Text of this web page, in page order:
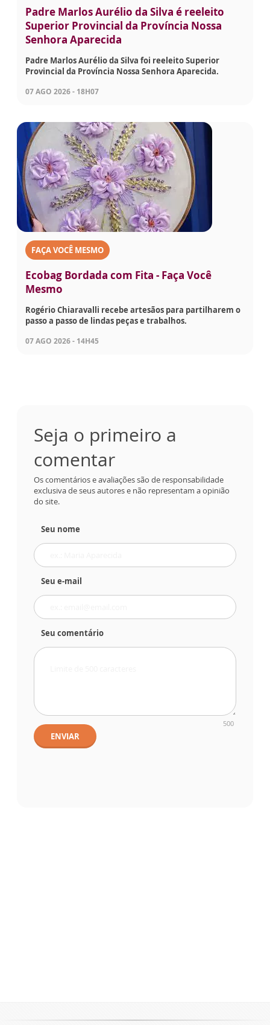
Padre Marlos Aurélio da Silva é reeleito
Superior Provincial da Província Nossa
Senhora Aparecida
Padre Marlos Aurélio da Silva foi reeleito Superior
Provincial da Província Nossa Senhora Aparecida.
07 AGO 2026 - 18H07
FAÇA VOCÊ MESMO
Ecobag Bordada com Fita - Faça Você
Mesmo
Rogério Chiaravalli recebe artesãos para partilharem o
passo a passo de lindas peças e trabalhos.
07 AGO 2026 - 14H45
Seja o primeiro a
comentar
Os comentários e avaliações são de responsabilidade
exclusiva de seus autores e não representam a opinião
do site.
Seu nome
Seu e-mail
Seu comentário
500
ENVIAR